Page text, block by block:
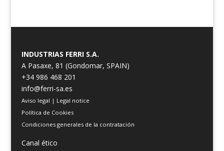
INDUSTRIAS FERRI S.A.
A Pasaxe, 81 (Gondomar, SPAIN)
+34 986 468 201
info@ferri-sa.es
Aviso legal | Legal notice
Política de Cookies
Condiciones generales de la contratación
Canal ético